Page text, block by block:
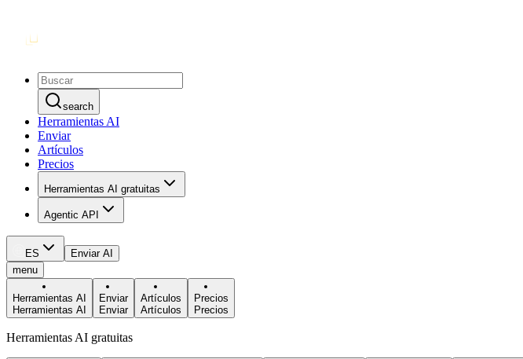
search
Herramientas AI
Enviar
Artículos
Precios
Herramientas AI gratuitas
Agentic API
ES
Enviar AI
menu
Herramientas AI
Herramientas AI
Enviar
Enviar
Artículos
Artículos
Precios
Precios
Herramientas AI gratuitas